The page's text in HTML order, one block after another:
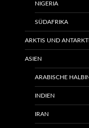
NIGERIA
SÜDAFRIKA
ARKTIS UND
ASIEN
ARABISCHE
INDIEN
IRAN